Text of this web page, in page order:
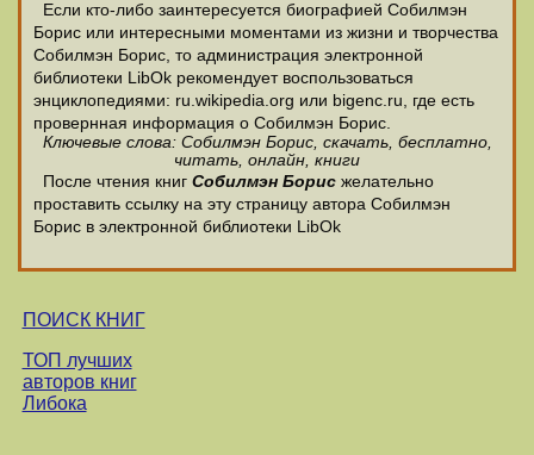
Если кто-либо заинтересуется биографией Собилмэн
Борис или интересными моментами из жизни и творчества
Собилмэн Борис, то администрация электронной
библиотеки LibOk рекомендует воспользоваться
энциклопедиями: ru.wikipedia.org или bigenc.ru, где есть
провернная информация о Собилмэн Борис.
Ключевые слова: Собилмэн Борис, скачать, бесплатно,
читать, онлайн, книги
После чтения книг Собилмэн Борис желательно
проставить ссылку на эту страницу автора Собилмэн
Борис в электронной библиотеки LibOk
ПОИСК КНИГ
ТОП лучших
авторов книг
Либока